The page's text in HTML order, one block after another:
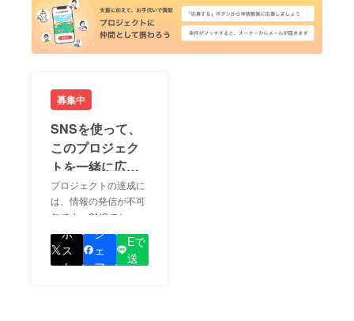
募集中
SNSを使って、
このプロジェク
トを一緒に広め
ましょう！
プロジェクトの達成に
は、情報の発信が不可
欠です。SNSでシェア
をして、あなたが応援
しているプロジェクト
の良さを知ってもらい
ポ
ス
ト
シ
ェ
ア
Eで
送